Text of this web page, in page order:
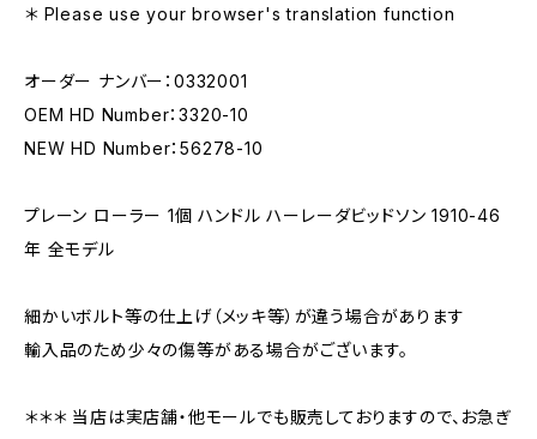
＊ Please use your browser's translation function
オーダー ナンバー：0332001
OEM HD Number：3320-10
NEW HD Number：56278-10
プレーン ローラー 1個 ハンドル ハーレーダビッドソン 1910-46
年 全モデル
細かいボルト等の仕上げ（メッキ等）が違う場合があります
輸入品のため少々の傷等がある場合がございます。
＊＊＊ 当店は実店舗・他モールでも販売しておりますので、お急ぎ